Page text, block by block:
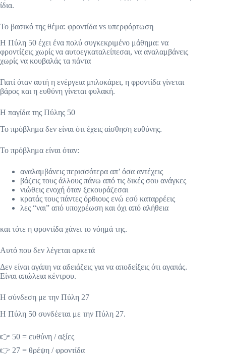
ίδια.
Το βασικό της θέμα: φροντίδα vs υπερφόρτωση
Η Πύλη 50 έχει ένα πολύ συγκεκριμένο μάθημα: να
φροντίζεις χωρίς να αυτοεγκαταλείπεσαι, να αναλαμβάνεις
χωρίς να κουβαλάς τα πάντα
Γιατί όταν αυτή η ενέργεια μπλοκάρει, η φροντίδα γίνεται
βάρος και η ευθύνη γίνεται φυλακή.
Η παγίδα της Πύλης 50
Το πρόβλημα δεν είναι ότι έχεις αίσθηση ευθύνης.
Το πρόβλημα είναι όταν:
αναλαμβάνεις περισσότερα απ’ όσα αντέχεις
βάζεις τους άλλους πάνω από τις δικές σου ανάγκες
νιώθεις ενοχή όταν ξεκουράζεσαι
κρατάς τους πάντες όρθιους ενώ εσύ καταρρέεις
λες “ναι” από υποχρέωση και όχι από αλήθεια
και τότε η φροντίδα χάνει το νόημά της.
Αυτό που δεν λέγεται αρκετά
Δεν είναι αγάπη να αδειάζεις για να αποδείξεις ότι αγαπάς.
Είναι απώλεια κέντρου.
Η σύνδεση με την Πύλη 27
Η Πύλη 50 συνδέεται με την Πύλη 27.
👉 50 = ευθύνη / αξίες
👉 27 = θρέψη / φροντίδα